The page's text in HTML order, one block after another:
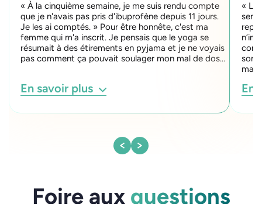
« À la cinquième semaine, je me suis rendu compte
que je n'avais pas pris d'ibuprofène depuis 11 jours.
Je les ai comptés. » Pour être honnête, c'est ma
femme qui m'a inscrit. Je pensais que le yoga se
résumait à des étirements en pyjama et je ne voyais
pas comment ça pouvait soulager mon mal de dos…
En savoir plus
« Le
sent
En
Foire aux questions